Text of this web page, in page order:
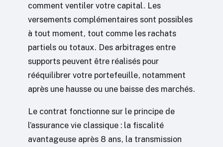
comment ventiler votre capital. Les
versements complémentaires sont possibles
à tout moment, tout comme les rachats
partiels ou totaux. Des arbitrages entre
supports peuvent être réalisés pour
rééquilibrer votre portefeuille, notamment
après une hausse ou une baisse des marchés.
Le contrat fonctionne sur le principe de
l’assurance vie classique : la fiscalité
avantageuse après 8 ans, la transmission